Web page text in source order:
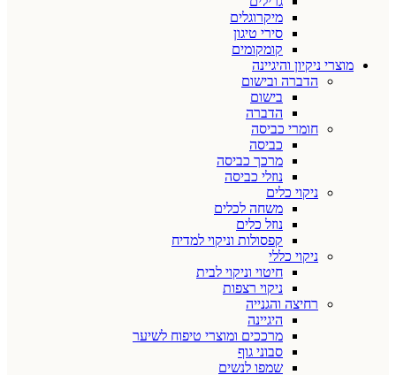
מיקרוגלים
סירי טיגון
קומקומים
מוצרי ניקיון והיגיינה
הדברה ובישום
בישום
הדברה
חומרי כביסה
כביסה
מרכך כביסה
נוזלי כביסה
ניקוי כלים
משחה לכלים
נוזל כלים
קפסולות וניקוי למדיח
ניקוי כללי
חיטוי וניקוי לבית
ניקוי רצפות
רחיצה והגנייה
היגיינה
מרככים ומוצרי טיפוח לשיער
סבוני גוף
שמפו לנשים